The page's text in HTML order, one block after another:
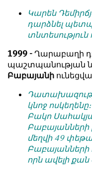
Կարեն
դարձնել
1999 - Ղարաբաղի
պաշտպանության
Բաբայանի
կնոջ
Բակո
մեղվի 49
Բաբայանների
որն ավելի քան